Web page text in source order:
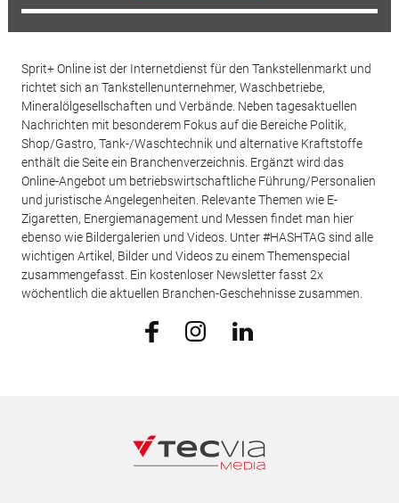
Sprit+ Online ist der Internetdienst für den Tankstellenmarkt und
richtet sich an Tankstellenunternehmer, Waschbetriebe,
Mineralölgesellschaften und Verbände. Neben tagesaktuellen
Nachrichten mit besonderem Fokus auf die Bereiche Politik,
Shop/Gastro, Tank-/Waschtechnik und alternative Kraftstoffe
enthält die Seite ein Branchenverzeichnis. Ergänzt wird das
Online-Angebot um betriebswirtschaftliche Führung/Personalien
und juristische Angelegenheiten. Relevante Themen wie E-
Zigaretten, Energiemanagement und Messen findet man hier
ebenso wie Bildergalerien und Videos. Unter #HASHTAG sind alle
wichtigen Artikel, Bilder und Videos zu einem Themenspecial
zusammengefasst. Ein kostenloser Newsletter fasst 2x
wöchentlich die aktuellen Branchen-Geschehnisse zusammen.